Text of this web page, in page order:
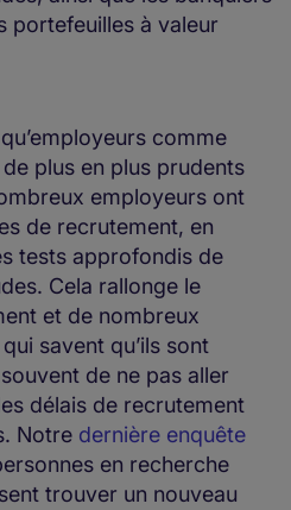
portefeuilles à valeur
comme
plus en plus prudents
employeurs ont
de recrutement, en
tests approfondis de
Cela rallonge le
et de nombreux
savent qu’ils sont
de ne pas aller
délais de recrutement
Notre dernière enquête
en recherche
trouver un nouveau